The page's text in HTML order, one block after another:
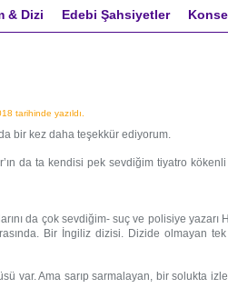
& Dizi Edebi Şahsiyetler
tarihinde yazıldı.
bir kez daha teşekkür ediyorum.
da ta kendisi pek sevdiğim tiyatro
da çok sevdiğim- suç ve polisiye
Bir İngiliz dizisi. Dizide olmayan
var. Ama sarıp sarmalayan, bir solukta